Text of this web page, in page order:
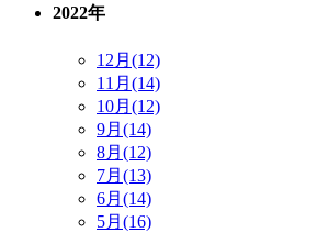
2022年
12月(12)
11月(14)
10月(12)
9月(14)
8月(12)
7月(13)
6月(14)
5月(16)